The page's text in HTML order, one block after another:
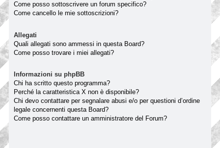
Come posso sottoscrivere un forum specifico?
Come cancello le mie sottoscrizioni?
Allegati
Quali allegati sono ammessi in questa Board?
Come posso trovare i miei allegati?
Informazioni su phpBB
Chi ha scritto questo programma?
Perché la caratteristica X non è disponibile?
Chi devo contattare per segnalare abusi e/o per questioni d’ordine
legale concernenti questa Board?
Come posso contattare un amministratore del Forum?